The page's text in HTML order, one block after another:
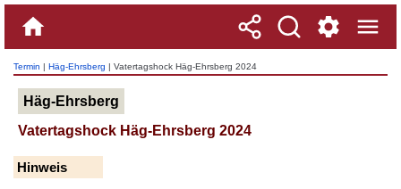
Termin | Häg-Ehrsberg | Vatertagshock Häg-Ehrsberg 2024
Häg-Ehrsberg
Vatertagshock Häg-Ehrsberg 2024
Hinweis